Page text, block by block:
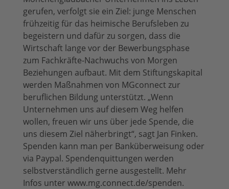
gerufen, verfolgt sie ein Ziel: junge Menschen
frühzeitig für das heimische Berufsleben zu
begeistern und dafür zu sorgen, dass die
Wirtschaft lange vor der Bewerbungsphase
zum Fachkräfte-Nachwuchs von Morgen
Beziehungen aufbaut. Mit dem Stiftungskapital
werden Maßnahmen von MGconnect zur
beruflichen Bildung unterstützt. „Wenn
Unternehmen uns auf diesem Weg helfen
wollen, freuen wir uns über jede Spende, die
uns diesem Ziel näherbringt“, sagt Jan Finken.
Spenden kann man per Banküberweisung oder
via Paypal. Spendenquittungen werden
selbstverständlich gerne ausgestellt. Mehr
Infos unter www.mg.connect.de/spenden.